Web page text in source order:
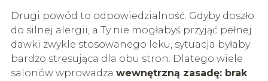
Drugi powód to odpowiedzialność. Gdyby doszło
do silnej alergii, a Ty nie mogłabyś przyjąć pełnej
dawki zwykle stosowanego leku, sytuacja byłaby
bardzo stresująca dla obu stron. Dlatego wiele
salonów wprowadza wewnętrzną zasadę: brak